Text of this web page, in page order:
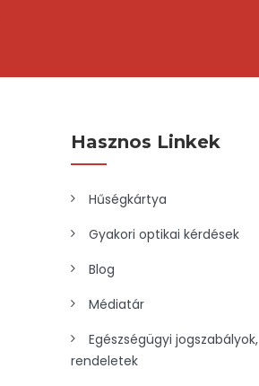
Hasznos Linkek
Hűségkártya
Gyakori optikai kérdések
Blog
Médiatár
Egészségügyi jogszabályok,
rendeletek